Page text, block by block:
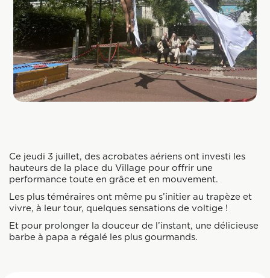
Ce jeudi 3 juillet, des acrobates aériens ont investi les
hauteurs de la place du Village pour offrir une
performance toute en grâce et en mouvement.
Les plus téméraires ont même pu s’initier au trapèze et
vivre, à leur tour, quelques sensations de voltige !
Et pour prolonger la douceur de l’instant, une délicieuse
barbe à papa a régalé les plus gourmands.